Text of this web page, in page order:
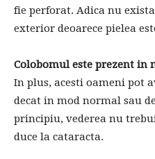
fie perforat. Adica nu
exterior deoarece pielea
Colobomul este prezent in
In plus, acesti oameni pot
decat in ​​mod normal sau
principiu, vederea nu
duce la cataracta.